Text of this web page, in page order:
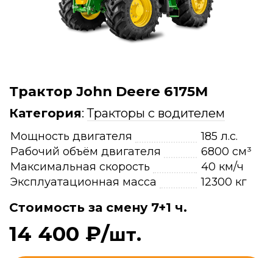
Трактор John Deere 6175M
Категория:Тракторы с водителем
Мощность двигателя
185 л.с.
Рабочий объём двигателя
6800 см³
Максимальная скорость
40 км/ч
Эксплуатационная масса
12300 кг
Стоимость за смену 7+1 ч.
14 400 ₽/шт.